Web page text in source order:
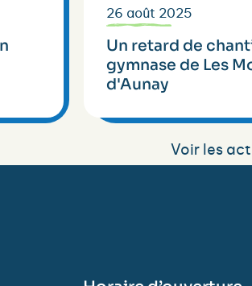
26 août 2025
Un retard de
gymnase de Les
d'Aunay
Voir les